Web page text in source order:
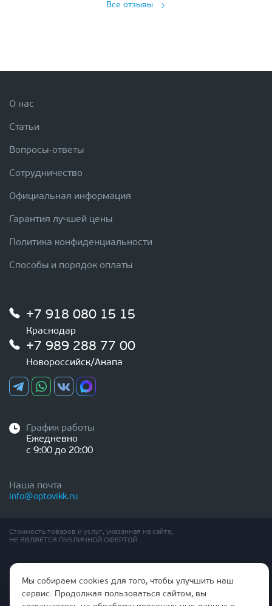
Все отзывы
О нас
Статьи
Вопросы-ответы
Сотрудничество
Официальная информация
Гарантия лучшей цены
Политика конфиденциальности
Способы и порядок оплаты
+7 918 080 15 15
Краснодар
+7 989 288 77 00
Новороссийск/Анапа
График работы
Ежедневно
с 9:00 до 20:00
Наша почта
info@optovikk.ru
Стоимость товаров и услуг, указанная на сайте,
НЕ ЯВЛЯЕТСЯ ПУБЛИЧНОЙ ОФЕРТОЙ
Правила эксплутации входных и межкомнатных дверей
Политика обработки персональных данных
Согласие на обработку персональных данных
Мы собираем cookies для того, чтобы улучшить наш
сервис. Продолжая пользоваться сайтом, вы